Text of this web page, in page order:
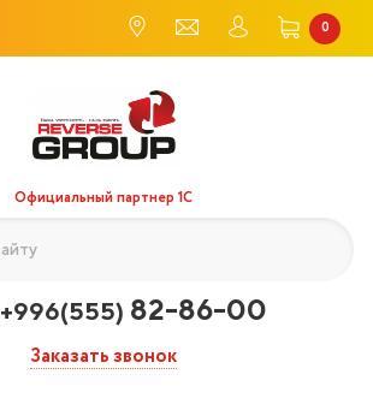
0
Официальный партнер 1С
+996(555) 82-86-00
Заказать звонок